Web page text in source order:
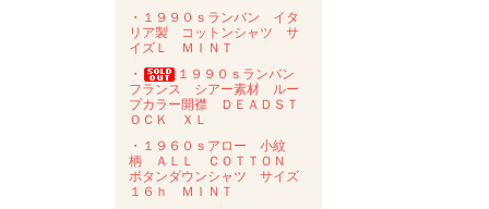
・１９９０ｓランバン イタ
リア製 コットンシャツ サ
イズＬ ＭＩＮＴ
・
１９９０ｓランバン
フランス シアー素材 ルー
プカラー開襟 ＤＥＡＤＳＴ
ＯＣＫ ＸＬ
・１９６０ｓアロー 小紋
柄 ＡＬＬ ＣＯＴＴＯＮ
ボタンダウンシャツ サイズ
１６ｈ ＭＩＮＴ